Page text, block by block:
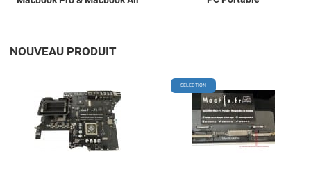
NOUVEAU PRODUIT
Add to Wishlist
Add to Compare
Quick View
SÉLECTION